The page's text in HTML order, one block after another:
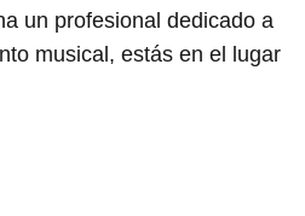
un profesional dedicado a
musical, estás en el lugar